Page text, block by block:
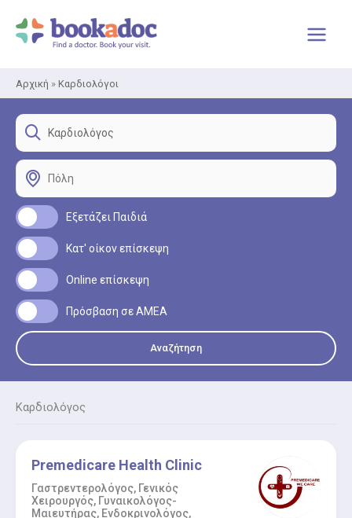
στο
περιεχόμενο
Αρχική » Καρδιολόγοι
Εξετάζει Παιδιά
Κατ' οίκον επίσκεψη
Online επίσκεψη
Πρόσβαση σε ΑΜΕΑ
Αναζήτηση
Καρδιολόγος
Premedicare Health Clinic
Γαστρεντερολόγος, Γενικός
Χειρουργός, Γυναικολόγος-
Μαιευτήρας, Ενδοκρινολόγος,